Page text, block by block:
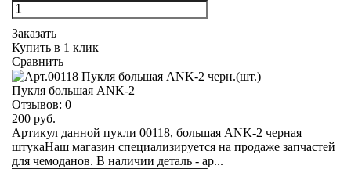
Заказать
Купить в 1 клик
Сравнить
Пукля большая ANK-2
Отзывов: 0
200 руб.
Артикул данной пукли 00118, большая ANK-2 черная
штукаНаш магазин специализируется на продаже запчастей
для чемоданов. В наличии деталь - ар...